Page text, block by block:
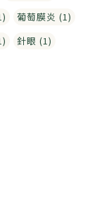
葡萄膜炎 (1)
針眼 (1)